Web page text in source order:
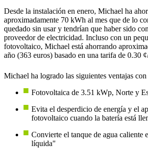
Desde la instalación en enero, Michael ha
aproximadamente 70 kWh al mes que de lo
quedado sin usar y tendrían que haber sido
proveedor de electricidad. Incluso con un
fotovoltaico, Michael está ahorrando
año (363 euros) basado en una tarifa de 0.30
Michael ha logrado las siguientes ventajas
Fotovoltaica de 3.51 kWp, Norte y
Evita el desperdicio de energía y el
fotovoltaico cuando la batería está
Convierte el tanque de agua caliente
líquida"